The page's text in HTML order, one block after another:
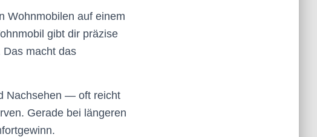
Wohnmobilen auf einem
gibt dir präzise
Das macht das
Nachsehen — oft reicht
Gerade bei längeren